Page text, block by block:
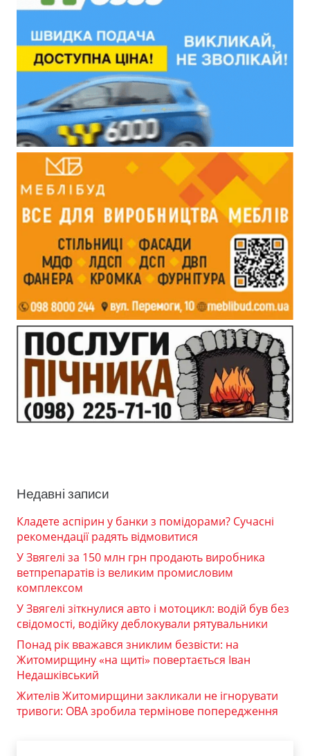
Недавні записи
Кладете аспірин у банки з помідорами? Сучасні
рекомендації радять відмовитися
У Звягелі за 150 млн грн продають виробника
ветпрепаратів із великим промисловим
комплексом
У Звягелі зіткнулися авто і мотоцикл: водій був без
свідомості, водійку деблокували рятувальники
Понад рік вважався зниклим безвісти: на
Житомирщину «на щиті» повертається Іван
Недашківський
Жителів Житомирщини закликали не ігнорувати
тривоги: ОВА зробила термінове попередження